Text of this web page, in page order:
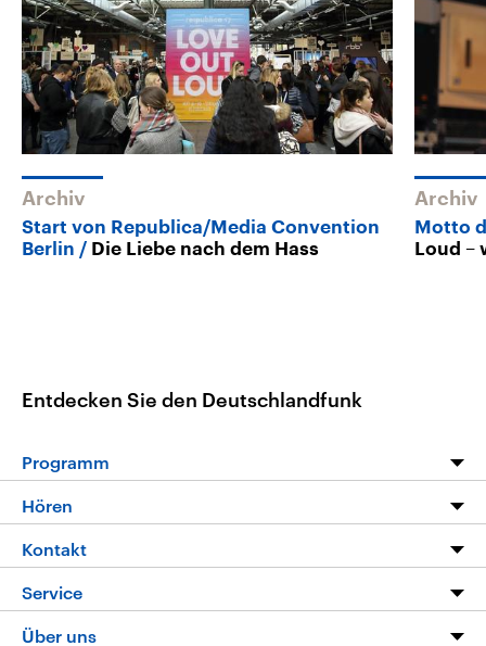
Archiv
Start von Republica/Media Convention
Berlin
Die Liebe nach dem Hass
Archiv
Motto
Loud –
Entdecken Sie den Deutschlandfunk
Programm
Programm
Die Nachrichten
Nachrichtenleicht
Neue Beiträge auf dlf.de
Hören
Livestream
Podcasts
Kontakt
Hörerservice
Service
FAQ
Über uns